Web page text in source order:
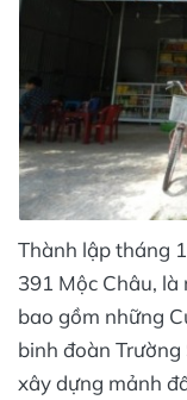
Thành lập tháng
391 Mộc Châu,
bao gồm những
binh đoàn
xây dựng mảnh